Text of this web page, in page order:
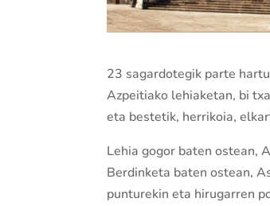
23 sagardotegik parte
Azpeitiako lehiaketan, bi
eta bestetik, herrikoia,
Lehia gogor baten ostean,
Berdinketa baten ostean,
punturekin eta hirugarren